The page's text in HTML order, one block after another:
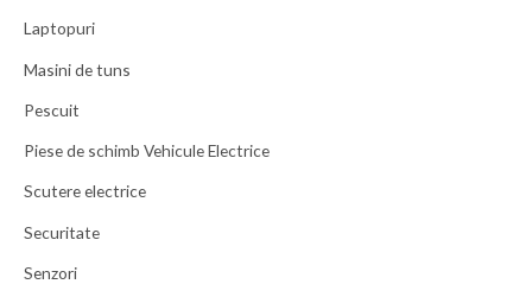
Laptopuri
Masini de tuns
Pescuit
Piese de schimb Vehicule Electrice
Scutere electrice
Securitate
Senzori